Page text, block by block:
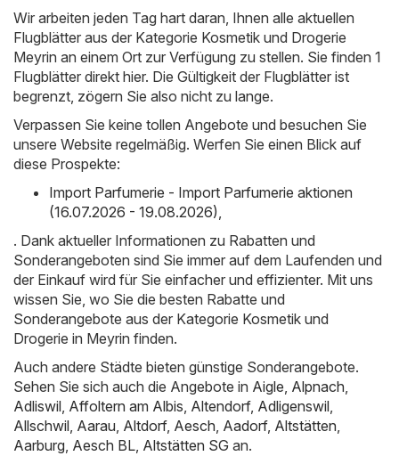
Wir arbeiten jeden Tag hart daran, Ihnen alle aktuellen
Flugblätter aus der Kategorie Kosmetik und Drogerie
Meyrin an einem Ort zur Verfügung zu stellen. Sie finden 1
Flugblätter direkt hier. Die Gültigkeit der Flugblätter ist
begrenzt, zögern Sie also nicht zu lange.
Verpassen Sie keine tollen Angebote und besuchen Sie
unsere Website regelmäßig. Werfen Sie einen Blick auf
diese Prospekte:
Import Parfumerie - Import Parfumerie aktionen
(16.07.2026 - 19.08.2026),
. Dank aktueller Informationen zu Rabatten und
Sonderangeboten sind Sie immer auf dem Laufenden und
der Einkauf wird für Sie einfacher und effizienter. Mit uns
wissen Sie, wo Sie die besten Rabatte und
Sonderangebote aus der Kategorie Kosmetik und
Drogerie in Meyrin finden.
Auch andere Städte bieten günstige Sonderangebote.
Sehen Sie sich auch die Angebote in Aigle, Alpnach,
Adliswil, Affoltern am Albis, Altendorf, Adligenswil,
Allschwil, Aarau, Altdorf, Aesch, Aadorf, Altstätten,
Aarburg, Aesch BL, Altstätten SG an.